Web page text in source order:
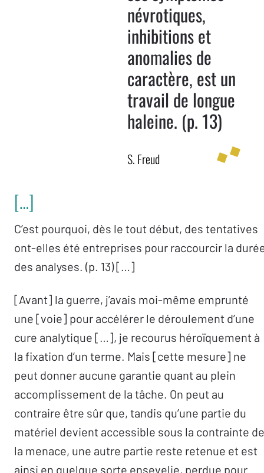
névrotiques,
inhibitions et
anomalies de
caractère, est un
travail de longue
haleine. (p. 13)
S. Freud
[…]
C’est pourquoi, dès le tout début, des tentatives
ont-elles été entreprises pour raccourcir la
des analyses. (p. 13) […]
[Avant] la guerre, j’avais moi-même emprunté
une [voie] pour accélérer le déroulement d’une
cure analytique […], je recourus héroïquement à
la fixation d’un terme. Mais [cette mesure] ne
peut donner aucune garantie quant au plein
accomplissement de la tâche. On peut au
contraire être sûr que, tandis qu’une partie du
matériel devient accessible sous la contrainte de
la menace, une autre partie reste retenue et est
ainsi en quelque sorte ensevelie, perdue pour